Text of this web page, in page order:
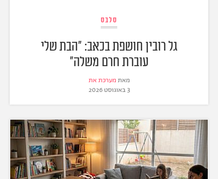
סלבס
גל רובין חושפת בכאב: "הבת שלי
עוברת חרם משלה"
מאת מערכת את
3 באוגוסט 2026